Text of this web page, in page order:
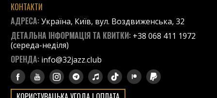
КОНТАКТИ
АДРЕСА:Україна, Київ, вул. Воздвиженська, 32
ДЕТАЛЬНА ІНФОРМАЦІЯ ТА КВИТКИ: +38 068 411 1972
(середа-неділя)
ОРЕНДА: info@32jazz.club